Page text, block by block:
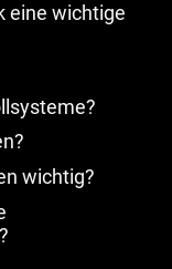
eine wichtige
wichtig?